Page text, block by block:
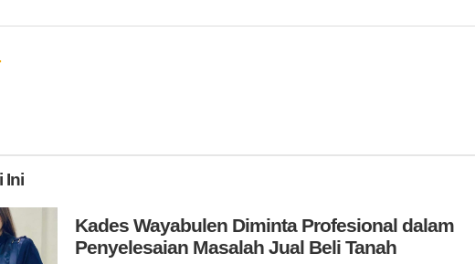
Ini
Kades Wayabulen Diminta Profesional dalam
Penyelesaian Masalah Jual Beli Tanah